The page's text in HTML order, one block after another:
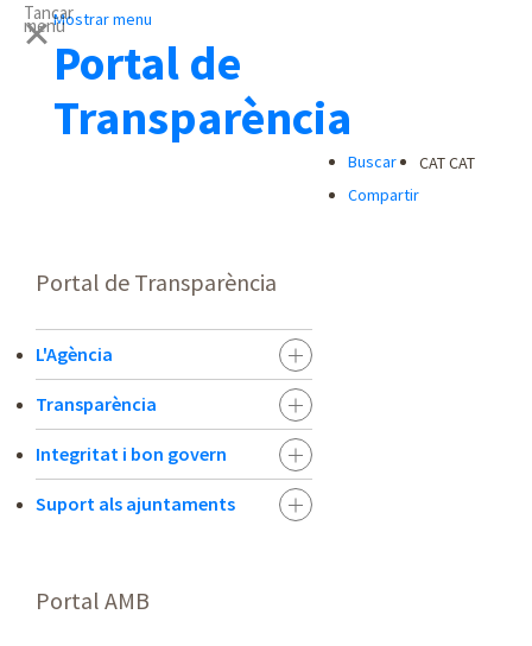
Mostrar menu
Portal de
Transparència
CATCAT
Buscar
Compartir
Tancar
menu
Portal de Transparència
L'Agència
Transparència
Integritat i bon govern
Suport als ajuntaments
Portal AMB